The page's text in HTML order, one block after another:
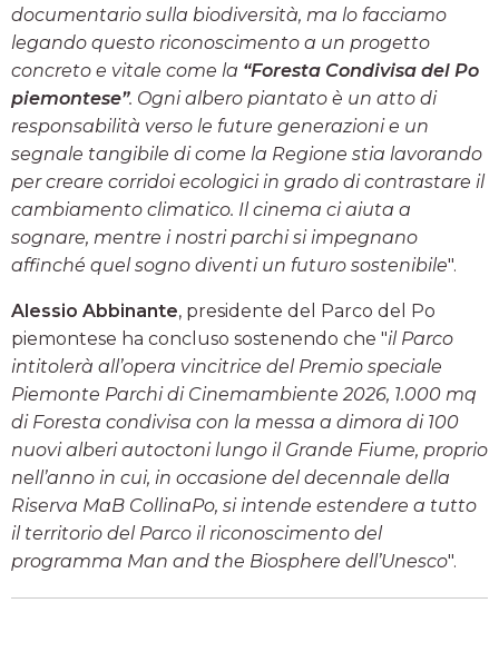
documentario sulla biodiversità, ma lo facciamo
legando questo riconoscimento a un progetto
concreto e vitale come la “Foresta Condivisa del Po
piemontese”. Ogni albero piantato è un atto di
responsabilità verso le future generazioni e un
segnale tangibile di come la Regione stia lavorando
per creare corridoi ecologici in grado di contrastare il
cambiamento climatico. Il cinema ci aiuta a
sognare, mentre i nostri parchi si impegnano
affinché quel sogno diventi un futuro sostenibile".
Alessio Abbinante, presidente del Parco del Po
piemontese ha concluso sostenendo che "il Parco
intitolerà all’opera vincitrice del Premio speciale
Piemonte Parchi di Cinemambiente 2026, 1.000 mq
di Foresta condivisa con la messa a dimora di 100
nuovi alberi autoctoni lungo il Grande Fiume, proprio
nell’anno in cui, in occasione del decennale della
Riserva MaB CollinaPo, si intende estendere a tutto
il territorio del Parco il riconoscimento del
programma Man and the Biosphere dell’Unesco".